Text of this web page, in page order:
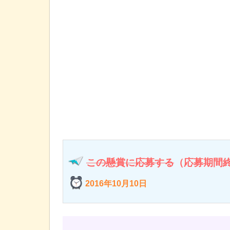
この懸賞に応募する （応募期間
2016年10月10日